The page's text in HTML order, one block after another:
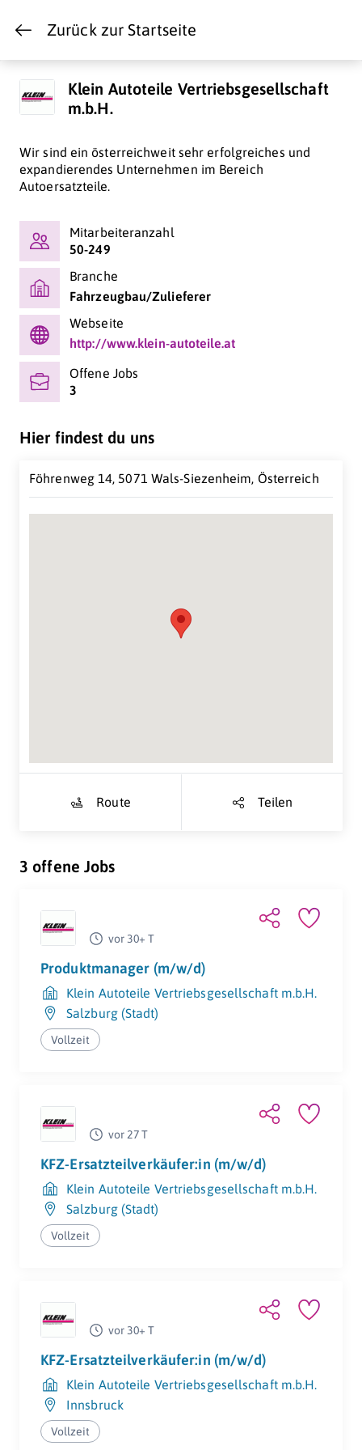
Zurück zur Startseite
Klein Autoteile Vertriebsgesellschaft
m.b.H.
Wir sind ein österreichweit sehr erfolgreiches und
expandierendes Unternehmen im Bereich
Autoersatzteile.
Mitarbeiteranzahl
50-249
Branche
Fahrzeugbau/Zulieferer
Webseite
http://www.klein-autoteile.at
Offene Jobs
3
Hier findest du uns
Föhrenweg 14, 5071 Wals-Siezenheim, Österreich
Route Teilen
3 offene Jobs
vor 30+ T
Produktmanager (m/w/d)
Klein Autoteile Vertriebsgesellschaft m.b.H.
Salzburg (Stadt)
Vollzeit
vor 27 T
KFZ-Ersatzteilverkäufer:in (m/w/d)
Klein Autoteile Vertriebsgesellschaft m.b.H.
Salzburg (Stadt)
Vollzeit
vor 30+ T
KFZ-Ersatzteilverkäufer:in (m/w/d)
Klein Autoteile Vertriebsgesellschaft m.b.H.
Innsbruck
Vollzeit